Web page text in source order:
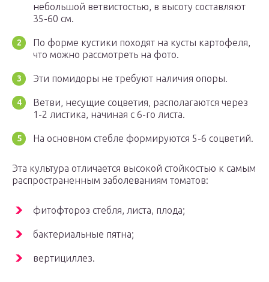
небольшой ветвистостью, в высоту составляют
35-60 см.
По форме кустики походят на кусты картофеля,
что можно рассмотреть на фото.
Эти помидоры не требуют наличия опоры.
Ветви, несущие соцветия, располагаются через
1-2 листика, начиная с 6-го листа.
На основном стебле формируются 5-6 соцветий.
Эта культура отличается высокой стойкостью к самым
распространенным заболеваниям томатов:
фитофтороз стебля, листа, плода;
бактериальные пятна;
вертициллез.